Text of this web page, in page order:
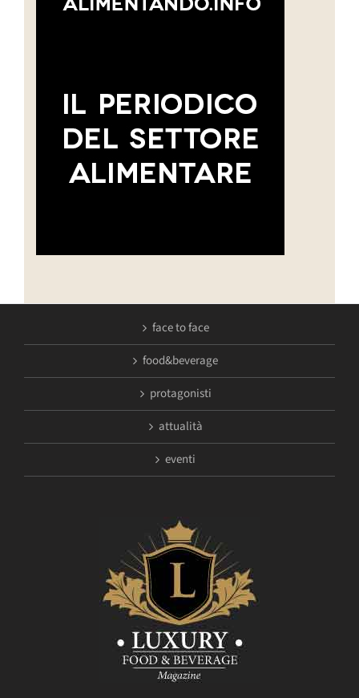
face to face
food&beverage
protagonisti
attualità
eventi